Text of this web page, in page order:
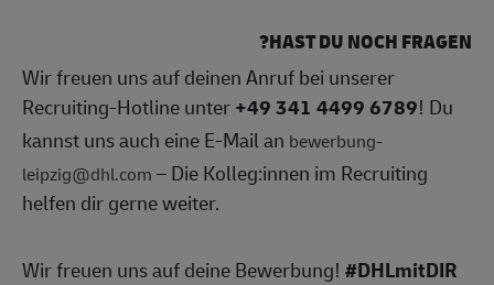
HAST DU NOCH FRAGEN?
Wir freuen uns auf deinen Anruf bei unserer
Recruiting-Hotline unter+49 341 4499 6789! Du
kannst uns auch eine E-Mail an bewerbung-
leipzig@dhl.com – Die Kolleg:innen im Recruiting
helfen dir gerne weiter.
Wir freuen uns auf deine Bewerbung! #DHLmitDIR